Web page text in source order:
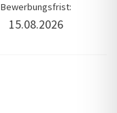
Bewerbungsfrist:
15.08.2026